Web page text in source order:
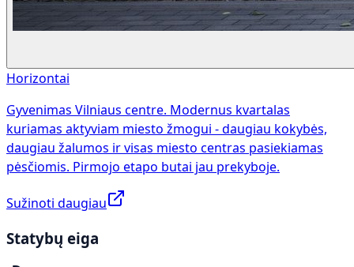
Horizontai
Gyvenimas Vilniaus centre. Modernus kvartalas
kuriamas aktyviam miesto žmogui - daugiau kokybės,
daugiau žalumos ir visas miesto centras pasiekiamas
pėsčiomis. Pirmojo etapo butai jau prekyboje.
Sužinoti daugiau
Statybų eiga